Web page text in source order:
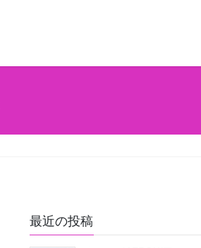
最近の投稿